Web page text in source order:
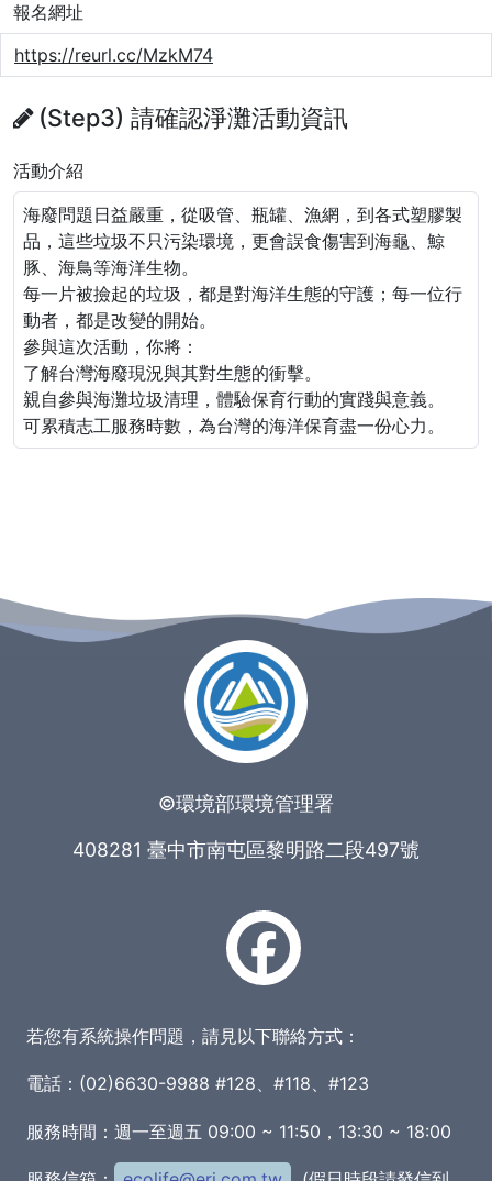
報名網址
https://reurl.cc/MzkM74
(Step3) 請確認淨灘活動資訊
活動介紹
海廢問題日益嚴重，從吸管、瓶罐、漁網，到各式塑膠製
品，這些垃圾不只污染環境，更會誤食傷害到海龜、鯨
豚、海鳥等海洋生物。
每一片被撿起的垃圾，都是對海洋生態的守護；每一位行
動者，都是改變的開始。
參與這次活動，你將：
了解台灣海廢現況與其對生態的衝擊。
親自參與海灘垃圾清理，體驗保育行動的實踐與意義。
可累積志工服務時數，為台灣的海洋保育盡一份心力。
:::
©環境部環境管理署
408281 臺中市南屯區黎明路二段497號
若您有系統操作問題，請見以下聯絡方式：
電話：(02)6630-9988 #128、#118、#123
服務時間：週一至週五 09:00 ~ 11:50，13:30 ~ 18:00